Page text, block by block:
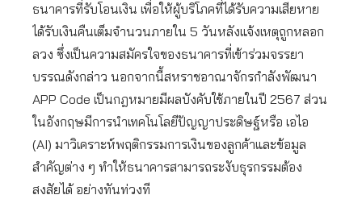
ธนาคารที่รับโอนเงิน เพื่อให้ผู้บริโภคที่ได้รับความเสียหาย
ได้รับเงินคืนเต็มจำนวนภายใน 5 วันหลังแจ้งเหตุถูกหลอก
ลวง ซึ่งเป็นความสมัครใจของธนาคารที่เข้าร่วมจรรยา
บรรณดังกล่าว นอกจากนี้สหราชอาณาจักรกำลังพัฒนา
APP Code เป็นกฎหมายมีผลบังคับใช้ภายในปี 2567 ส่วน
ในอังกฤษมีการนำเทคโนโลยีปัญญาประดิษฐ์หรือ เอไอ
(AI) มาวิเคราะห์พฤติกรรมการเงินของลูกค้าและข้อมูล
สำคัญต่าง ๆ ทำให้ธนาคารสามารถระงับธุรกรรมต้อง
สงสัยได้ อย่างทันท่วงที